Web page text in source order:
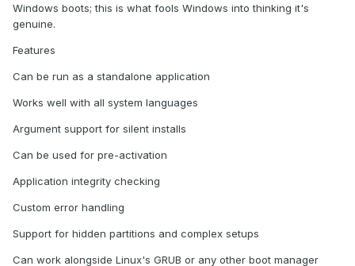
Windows boots; this is what fools Windows into thinking it's
genuine.
Features
Can be run as a standalone application
Works well with all system languages
Argument support for silent installs
Can be used for pre-activation
Application integrity checking
Custom error handling
Support for hidden partitions and complex setups
Can work alongside Linux's GRUB or any other boot manager